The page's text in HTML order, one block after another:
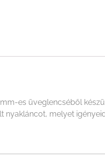
es üveglencséből
nyakláncot, melyet